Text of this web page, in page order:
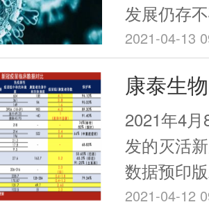
（ARCoV
一切进展
药紧密合
验。从
有1.2亿支
产能可达
mRNA疫
发展仍存
2021-04-13
康泰生
宣：中
倍，位
四
2021年4
发的灭活
数据预印
全性和免
2021-04-12